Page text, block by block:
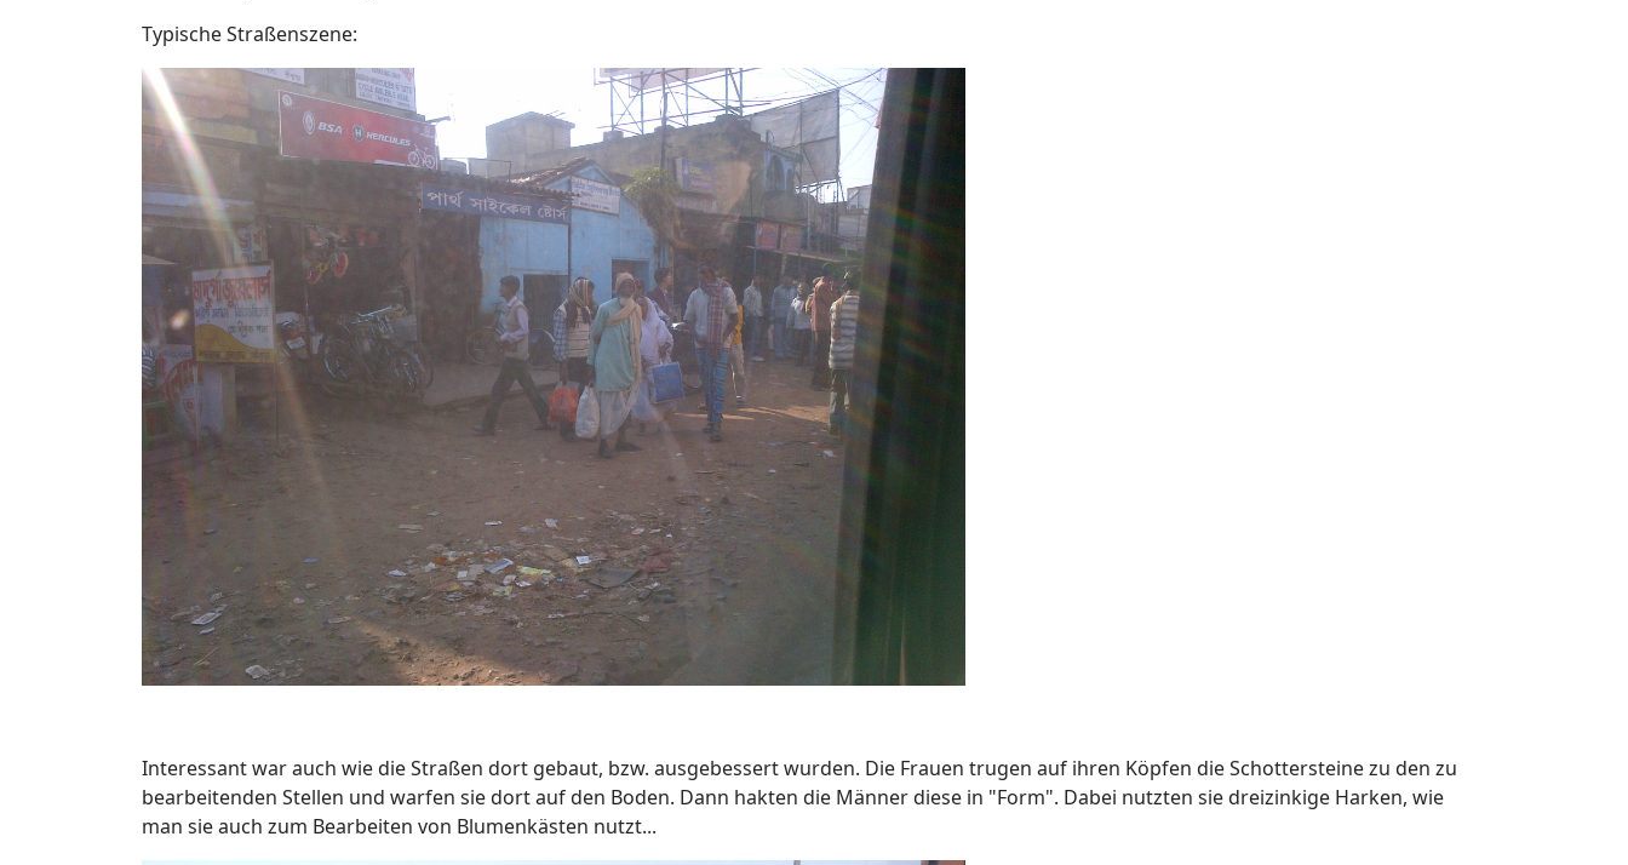
Typische Straßenszene:
Interessant war auch wie die Straßen dort gebaut, bzw. ausgebessert wurden. Die Frauen trugen auf ihren Köpfen die Schottersteine zu den zu
bearbeitenden Stellen und warfen sie dort auf den Boden. Dann hakten die Männer diese in "Form". Dabei nutzten sie dreizinkige Harken, wie
man sie auch zum Bearbeiten von Blumenkästen nutzt...